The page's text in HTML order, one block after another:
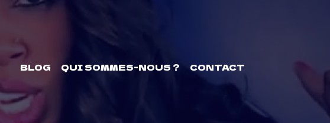
BLOG QUI SOMMES-NOUS ? CONTACT